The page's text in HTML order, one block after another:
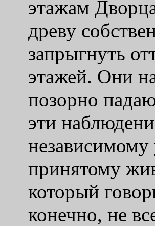
этажам
древу
запрыгнуть
этажей. Они
позорно
эти
принятому
который
конечно, не